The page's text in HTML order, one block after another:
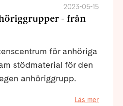
2023-05-15
- från
för anhöriga
stödmaterial för den
anhöriggrupp.
Läs mer